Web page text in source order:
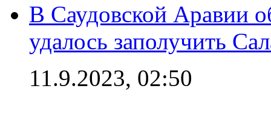
В Саудовской Аравии
удалось заполучить
11.9.2023, 02:50